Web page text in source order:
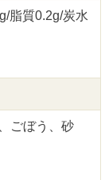
脂質0.2g/炭水
ごぼう、砂